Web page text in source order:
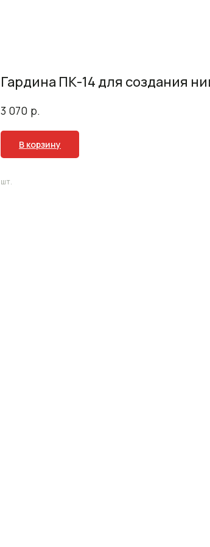
Гардина ПК-14 для создания
3 070 р.
В корзину
шт.